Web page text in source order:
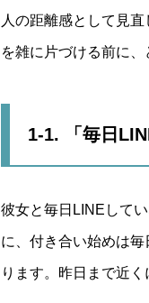
人の距離感として見
を雑に片づける前に
1-1. 「毎日
彼女と毎日LINEして
に、付き合い始めは
ります。昨日まで近